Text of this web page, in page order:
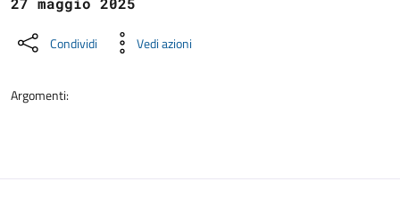
Condividi Vedi azioni
Argomenti: